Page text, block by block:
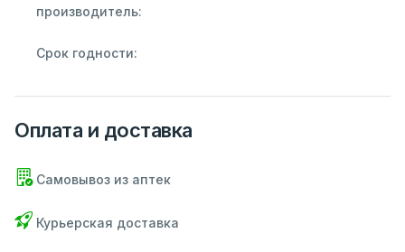
производитель:
Срок годности:
Оплата и доставка
Самовывоз из аптек
Курьерская доставка